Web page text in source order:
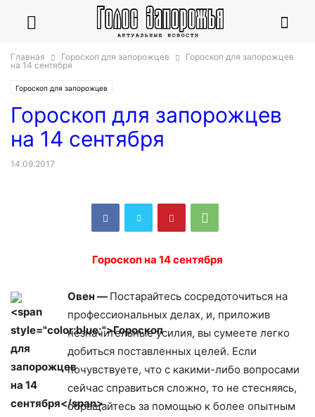
Главная Гороскоп для запорожцев
Гороскоп для запорожцев
на 14 сентября
Гороскоп для запорожцев
Гороскоп для запорожцев
на 14 сентября
14.09.2017
Гороскоп на 14 сентября
Овен — Постарайтесь сосредоточиться на
профессиональных делах, и, приложив
незначительные усилия, вы сумеете легко
добиться поставленных целей. Если
почувствуете, что с какими-либо вопросами
сейчас справиться сложно, то не стесняясь,
обращайтесь за помощью к более опытным